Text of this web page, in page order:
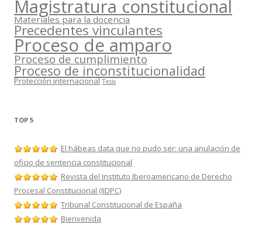
Magistratura constitucional
Materiales para la docencia
Precedentes vinculantes
Proceso de amparo
Proceso de cumplimiento
Proceso de inconstitucionalidad
Protección internacional Tesis
TOP 5
El hábeas data que no pudo ser: una anulación de
oficio de sentencia constitucional
Revista del Instituto Iberoamericano de Derecho
Procesal Constitucional (IIDPC)
Tribunal Constitucional de España
Bienvenida